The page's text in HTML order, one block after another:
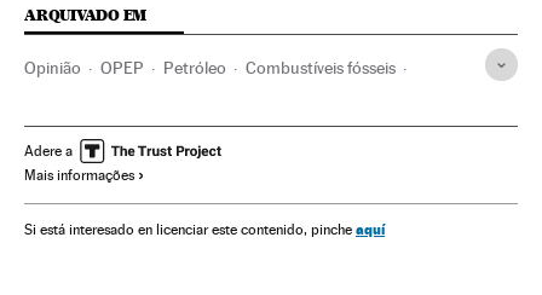
ARQUIVADO EM
Opinião OPEP Petróleo Combustíveis fósseis
Organizações internacionais
Relações exteriores
Adere a
Mais informações
Si está interesado en licenciar este contenido, pinche aquí